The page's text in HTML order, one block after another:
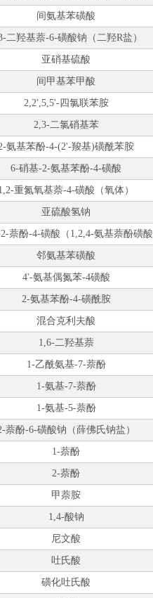
间氨基苯磺酸
二羟基萘-6-磺酸钠（二羟R盐）
亚硝基硫酸
间甲基苯甲酸
2,2',5,5'-四氯联苯胺
2,3-二氯硝基苯
氨基苯酚-4-(2'-羧基)磺酰苯胺
6-硝基-2-氨基苯酚-4-磺酸
重氮氧基萘-4-磺酸（氧体）
亚硫酸氢钠
萘酚-4-磺酸（1,2,4-氨基萘酚磺酸
邻氨基苯磺酸
4'-氨基偶氮苯-4磺酸
2-氨基苯酚-4-磺酰胺
混合克利夫酸
1,6-二羟基萘
1-乙酰氨基-7-萘酚
1-氨基-7-萘酚
1-氨基-5-萘酚
萘酚-6-磺酸钠（薛佛氏钠盐）
1-萘酚
2-萘酚
甲萘胺
1,4-酸钠
尼文酸
吐氏酸
磺化吐氏酸